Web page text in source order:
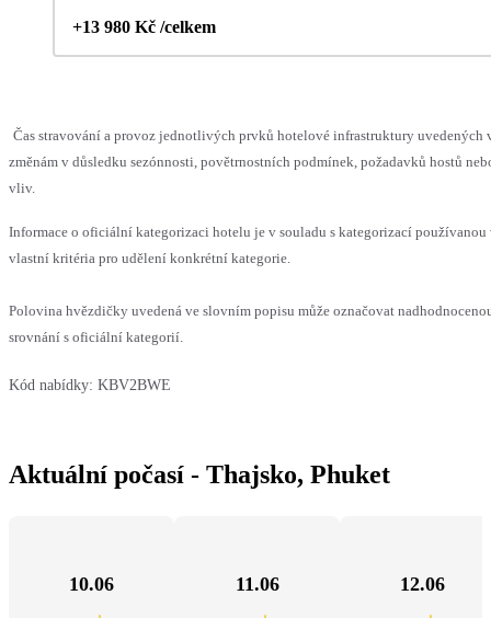
+13 980 Kč /celkem
Čas stravování a provoz jednotlivých prvků hotelové infrastruktury uvedených
změnám v důsledku sezónnosti, povětrnostních podmínek, požadavků hostů
vliv.
Informace o oficiální kategorizaci hotelu je v souladu s kategorizací používanou
vlastní kritéria pro udělení konkrétní kategorie.
Polovina hvězdičky uvedená ve slovním popisu může označovat
srovnání s oficiální kategorií.
Kód nabídky: KBV2BWE
Aktuální počasí - Thajsko, Phuket
10.06 11.06 12.06